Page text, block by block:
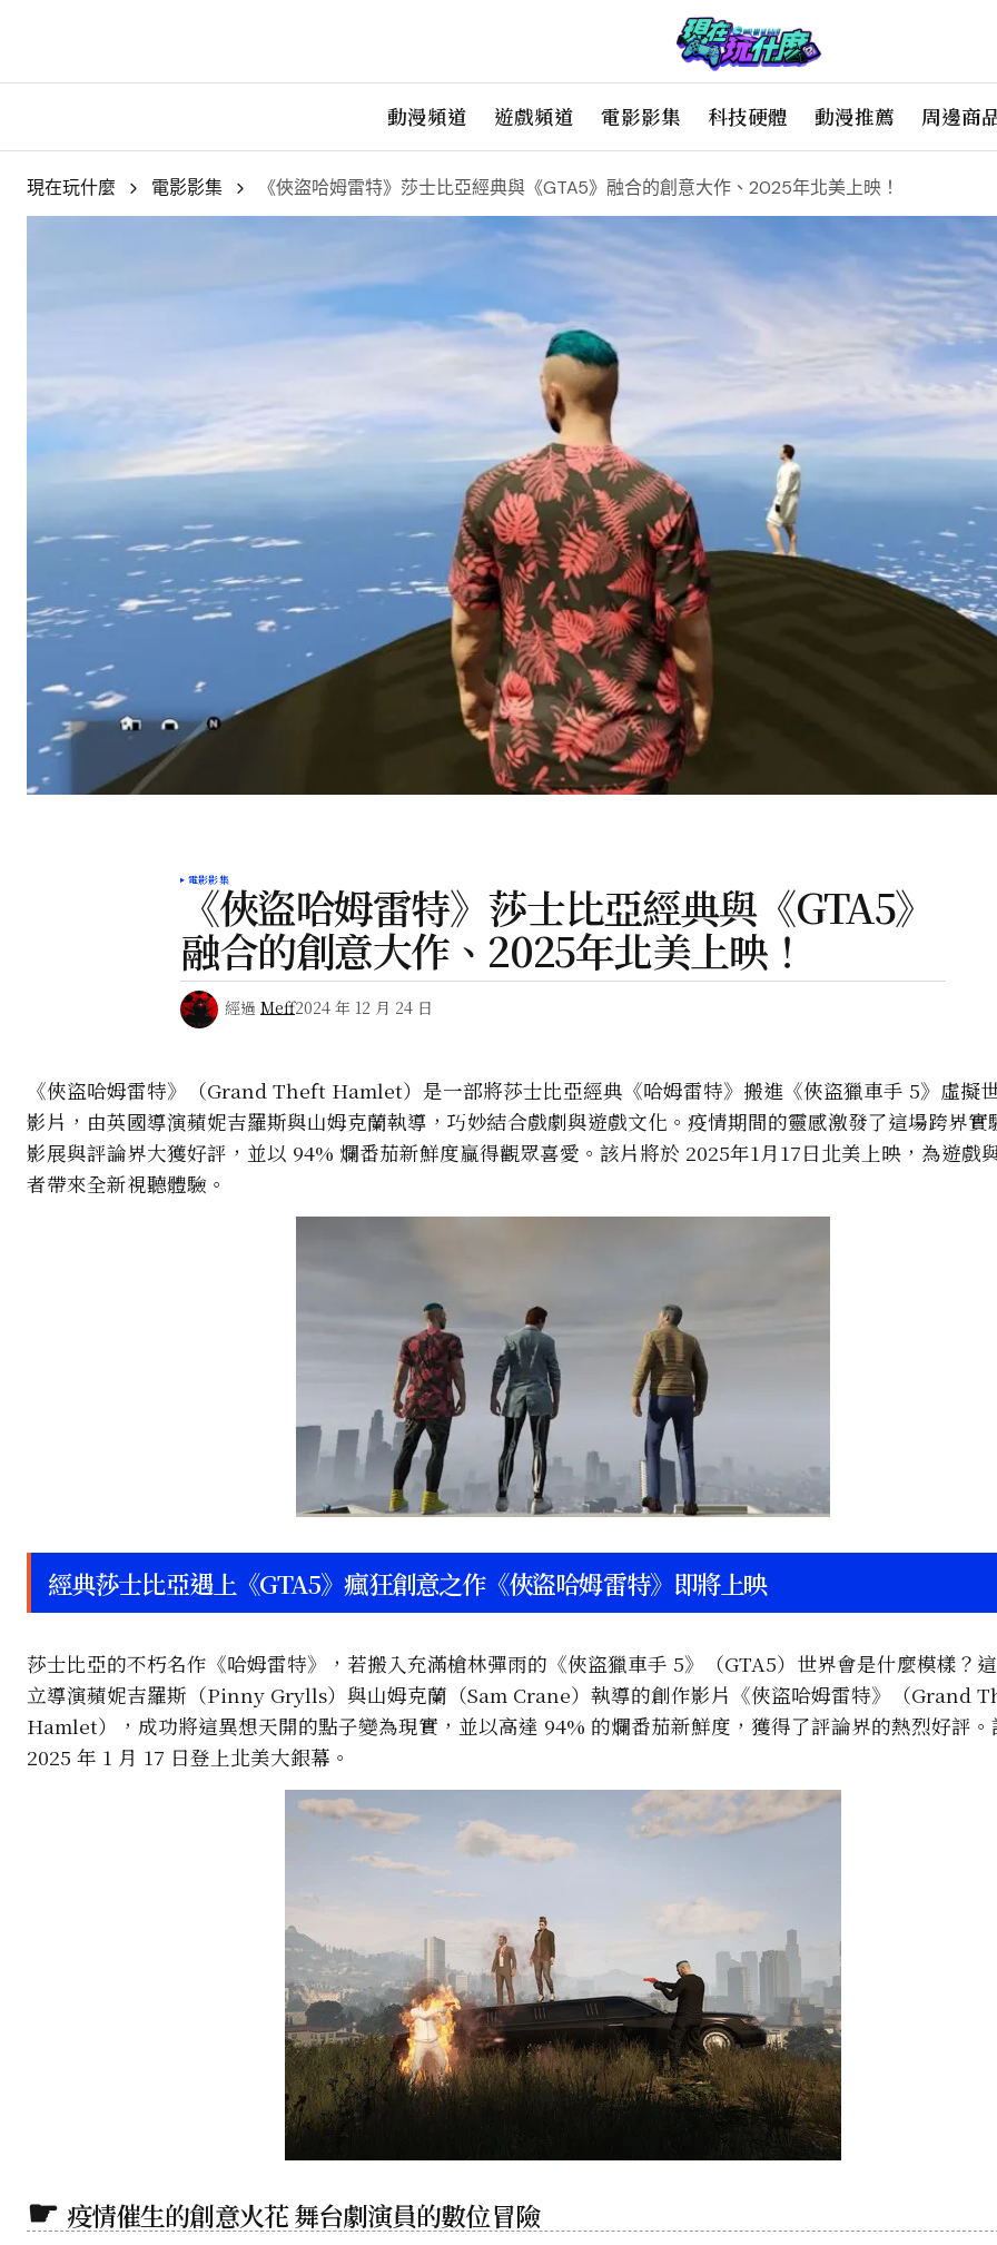
動漫頻道 遊戲頻道 電影影集 科技硬體 動漫推薦 周邊商
現在玩什麼 電影影集 《俠盜哈姆雷特》莎士比亞經典與《GTA5》融合的創意大作、2025年北美上映！
電影影集
《俠盜哈姆雷特》莎士比亞經典與《GTA5》
融合的創意大作、2025年北美上映！
經過 Meff2024 年 12 月 24 日
《俠盜哈姆雷特》（Grand Theft Hamlet）是一部將莎士比亞經典《哈姆雷特》搬進《俠盜獵車手 5》虛擬
影片，由英國導演蘋妮吉羅斯與山姆克蘭執導，巧妙結合戲劇與遊戲文化。疫情期間的靈感激發了這場跨界實
影展與評論界大獲好評，並以 94% 爛番茄新鮮度贏得觀眾喜愛。該片將於 2025年1月17日北美上映，為遊戲
者帶來全新視聽體驗。
經典莎士比亞遇上《GTA5》瘋狂創意之作《俠盜哈姆雷特》即將上映
莎士比亞的不朽名作《哈姆雷特》，若搬入充滿槍林彈雨的《俠盜獵車手 5》（GTA5）世界會是什麼模樣？
立導演蘋妮吉羅斯（Pinny Grylls）與山姆克蘭（Sam Crane）執導的創作影片《俠盜哈姆雷特》（Grand
Hamlet），成功將這異想天開的點子變為現實，並以高達 94% 的爛番茄新鮮度，獲得了評論界的熱烈好評
2025 年 1 月 17 日登上北美大銀幕。
疫情催生的創意火花 舞台劇演員的數位冒險